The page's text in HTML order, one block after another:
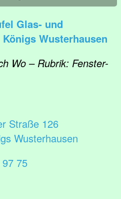
Glas- und
Wusterhausen
Wo – Rubrik: Fenster-
Straße 126
Wusterhausen
75